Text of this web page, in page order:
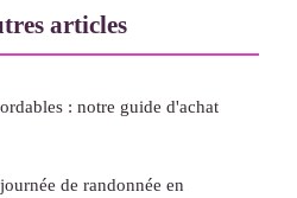
articles
: notre guide d'achat
de randonnée en